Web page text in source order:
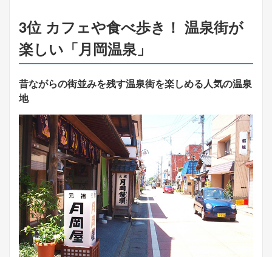
3位 カフェや食べ歩き！ 温泉街が
楽しい「月岡温泉」
昔ながらの街並みを残す温泉街を楽しめる人気の温泉
地